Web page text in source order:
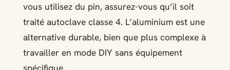
vous utilisez du pin, assurez-vous qu’il soit
traité autoclave classe 4. L’aluminium est une
alternative durable, bien que plus complexe à
travailler en mode DIY sans équipement